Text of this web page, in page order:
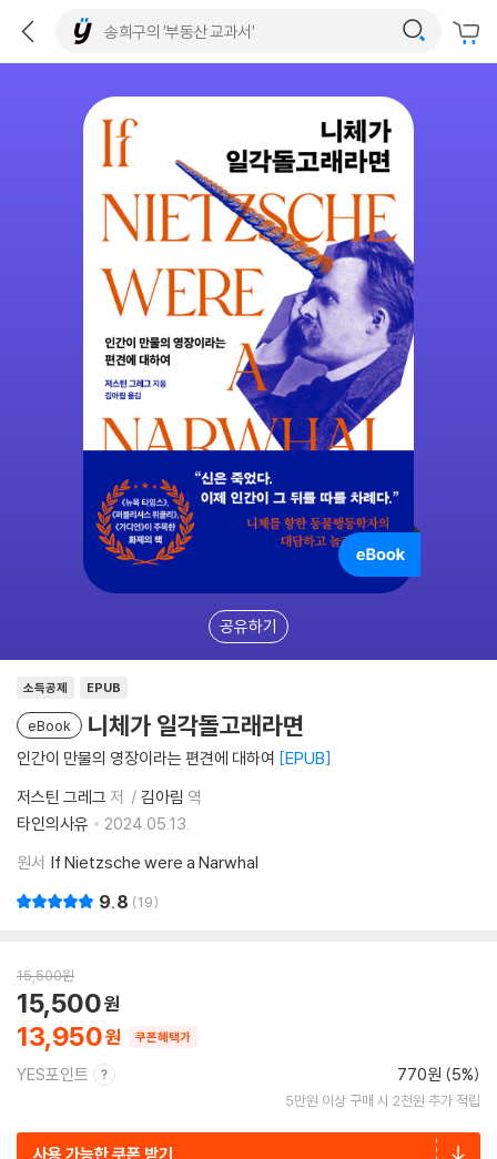
공유하기
소득공제 EPUB
eBook 니체가 일각돌고래라면
인간이 만물의 영장이라는 편견에 대하여 EPUB
저스틴 그레그 저 김아림 역
타인의사유
2024.05.13.
원서 If Nietzsche were a Narwhal
9.8 19
15,500원
13,950
15,500
쿠폰혜택가
YES포인트 770원 (5%)
5만원 이상 구매 시 2천원 추가 적립
사용 가능한 쿠폰 받기